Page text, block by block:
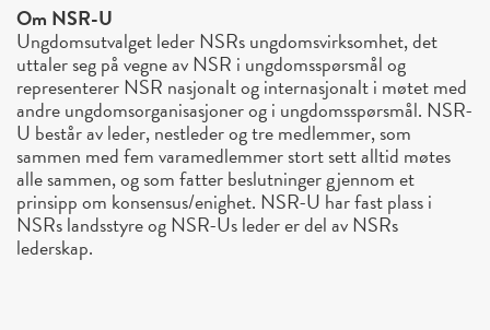
Om NSR-U
Ungdomsutvalget leder NSRs ungdomsvirksomhet, det
uttaler seg på vegne av NSR i ungdomsspørsmål og
representerer NSR nasjonalt og internasjonalt i møtet med
andre ungdomsorganisasjoner og i ungdomsspørsmål. NSR-
U består av leder, nestleder og tre medlemmer, som
sammen med fem varamedlemmer stort sett alltid møtes
alle sammen, og som fatter beslutninger gjennom et
prinsipp om konsensus/enighet. NSR-U har fast plass i
NSRs landsstyre og NSR-Us leder er del av NSRs
lederskap.